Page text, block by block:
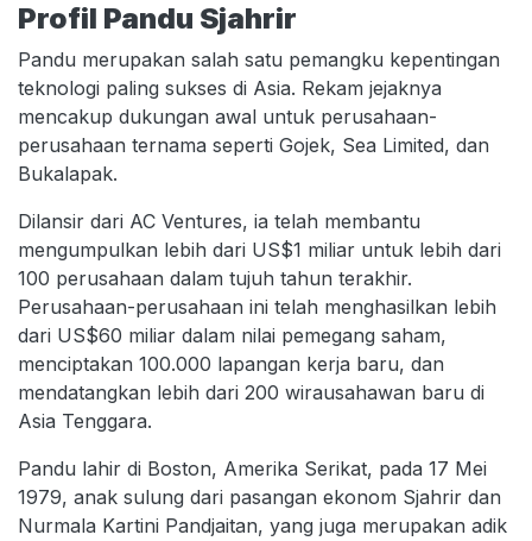
Profil Pandu Sjahrir
Pandu merupakan salah satu pemangku kepentingan
teknologi paling sukses di Asia. Rekam jejaknya
mencakup dukungan awal untuk perusahaan-
perusahaan ternama seperti Gojek, Sea Limited, dan
Bukalapak.
Dilansir dari AC Ventures, ia telah membantu
mengumpulkan lebih dari US$1 miliar untuk lebih dari
100 perusahaan dalam tujuh tahun terakhir.
Perusahaan-perusahaan ini telah menghasilkan lebih
dari US$60 miliar dalam nilai pemegang saham,
menciptakan 100.000 lapangan kerja baru, dan
mendatangkan lebih dari 200 wirausahawan baru di
Asia Tenggara.
Pandu lahir di Boston, Amerika Serikat, pada 17 Mei
1979, anak sulung dari pasangan ekonom Sjahrir dan
Nurmala Kartini Pandjaitan, yang juga merupakan adik